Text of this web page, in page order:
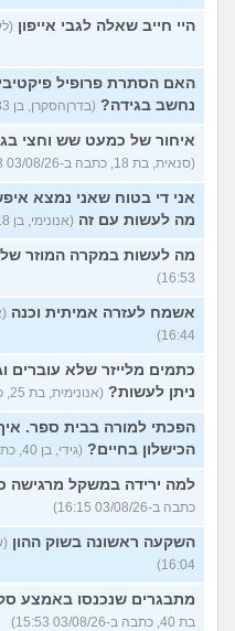
היי חייב שאלה לגבי אייפון (ליעוז,
האם הסתרת פרופיל
נחשב בגידה? (בדרןהסקרן, בן 33, כתב ב-03/08/26 17:24)
איחור של כמעט שש וחצי
(סנאית, בת 18, כתבה ב-03/08/26 17:13)
אני די בטוח שאני נמצא
מה לעשות עם זה (אנונימי, בן 18, כתב ב-03/08/26 17:02)
מה לעשות במקרה המוזר
16:53)
אשמח לעזרה אמיתית וכנה
16:44)
כתמים מלייזר שלא עוברים
ניתן לעשות? (אנונימית, בת 25, כתבה ב-03/08/26 16:33)
הפכתי למורה בבית ספר.
הכישלון בחיים? (גידי, בן 40, כתב ב-03/08/26 16:24)
למה ירידה במשקל מרגישה
כתבה ב-03/08/26 16:15)
השקעה ראשונה בשוק ההון
16:04)
מתבגרים שנכנסו באמצע
בת 40, כתבה ב-03/08/26 15:53)